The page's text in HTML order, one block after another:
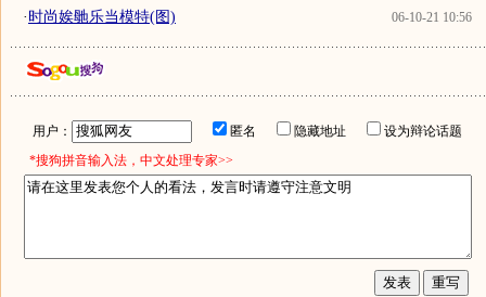
06-10-21 10:56
· 时尚娭毑乐当模特(图)
用户： 匿名 隐藏地址
设为辩论话题
*搜狗拼音输入法，中文处理专家>>